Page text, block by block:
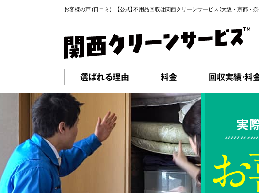
お客様の声 (口コミ)｜【公式】不用品回収は関西クリーンサービス（大阪・京都・奈
選ばれる理由 料金 回収実績・料
実